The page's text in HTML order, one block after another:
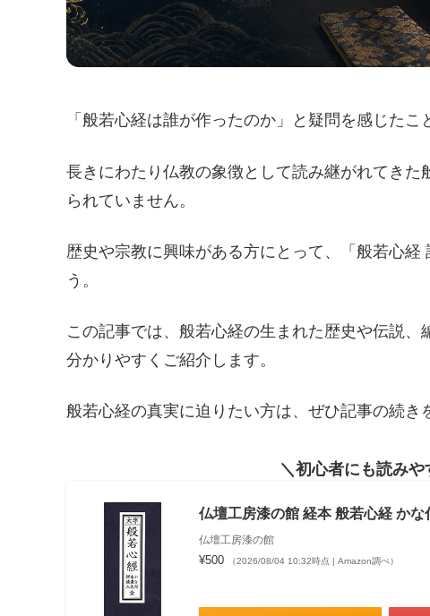
「般若心経は誰が作ったのか」と疑問を感じたこ
長きにわたり仏教の象徴として読み継がれてき
られていません。
歴史や宗教に興味がある方にとって、「般若心
う。
この記事では、般若心経の生まれた歴史や伝説、
分かりやすくご紹介します。
般若心経の真実に迫りたい方は、ぜひ記事の続き
初心者にも読み
仏壇工房漆の館 経本 般若心経 かな
仏壇工房漆の館
¥500 （2026/08/04 10:32時点 | Amazon調べ）